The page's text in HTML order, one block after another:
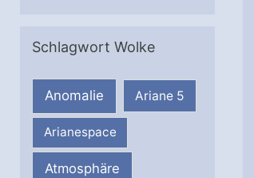
Schlagwort Wolke
Anomalie Ariane 5
Arianespace
Atmosphäre